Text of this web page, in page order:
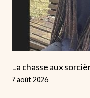
La chasse aux
7 août 2026